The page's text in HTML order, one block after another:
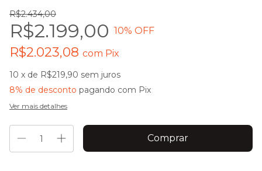
R$2.434,00
R$2.199,00 10% OFF
R$2.023,08 com Pix
10 x de R$219,90 sem juros
8% de desconto pagando com Pix
Ver mais detalhes